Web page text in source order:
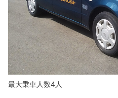
最大乗車人数4人